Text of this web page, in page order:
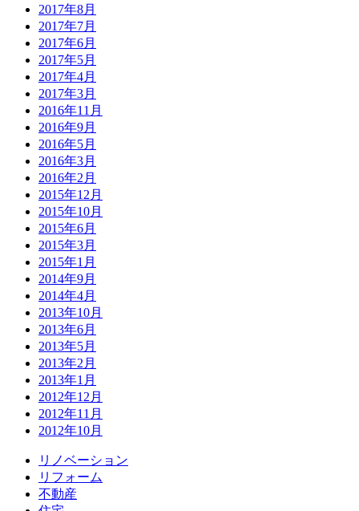
2017年8月
2017年7月
2017年6月
2017年5月
2017年4月
2017年3月
2016年11月
2016年9月
2016年5月
2016年3月
2016年2月
2015年12月
2015年10月
2015年6月
2015年3月
2015年1月
2014年9月
2014年4月
2013年10月
2013年6月
2013年5月
2013年2月
2013年1月
2012年12月
2012年11月
2012年10月
リノベーション
リフォーム
不動産